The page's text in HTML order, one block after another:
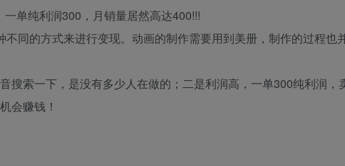
单纯利润300，月销量居然高达400!!!
同的方式来进行变现。动画的制作需要用到美册，制作的过程也
索一下，是没有多少人在做的；二是利润高，一单300纯利润，
会赚钱！